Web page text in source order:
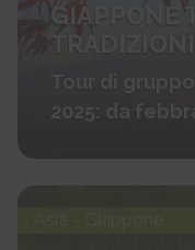
GIAPPONE
2025: da
Asia - Giappone